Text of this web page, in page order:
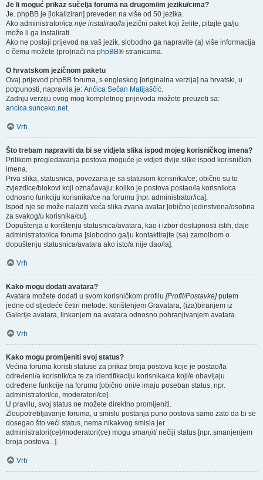
Je li moguć prikaz sučelja foruma na drugom/im jeziku/cima?
Je. phpBB je [lokaliziran] preveden na više od 50 jezika.
Ako administrator/ica nije instalirao/la jezični paket koji želite, pitajte ga/ju
može li ga instalirati.
Ako ne postoji prijevod na vaš jezik, slobodno ga napravite (a) više informacija
o čemu možete (pro)naći na phpBB® stranicama.
O hrvatskom jezičnom paketu
Ovaj prijevod phpBB foruma, s engleskog [originalna verzija] na hrvatski, u
potpunosti, napravila je: Ančica Sečan Matijaščić.
Zadnju verziju ovog mog kompletnog prijevoda možete preuzeti sa:
ancica.sunceko.net.
Vrh
Što trebam napraviti da bi se vidjela slika ispod mojeg korisničkog imena?
Prilikom pregledavanja postova moguće je vidjeti dvije slike ispod korisničkih
imena.
Prva slika, statusnica, povezana je sa statusom korisnika/ce; obično su to
zvjezdice/blokovi koji označavaju: koliko je postova postao/la korisnik/ca
odnosno funkciju korisnika/ce na forumu [npr. administrator/ica].
Ispod nje se može nalaziti veća slika zvana avatar [obično jedinstvena/osobna
za svakog/u korisnika/cu].
Dopuštenja o korištenju statusnica/avatara, kao i izbor dostupnosti istih, daje
administrator/ica foruma [slobodno ga/ju kontaktirajte (sa) zamolbom o
dopuštenju statusnica/avatara ako isto/a nije dao/la].
Vrh
Kako mogu dodati avatara?
Avatara možete dodati u svom korisničkom profilu [Profil/Postavke]putem
jedne od sljedeće četiri metode: korištenjem Gravatara, (iza)biranjem iz
Galerije avatara, linkanjem na avatara odnosno pohranjivanjem avatara.
Vrh
Kako mogu promijeniti svoj status?
Većina foruma koristi statuse za prikaz broja postova koje je postao/la
određeni/a korisnik/ca te za identifikaciju korisnika/ca koji/e obavljaju
određene funkcije na forumu [obično oni/e imaju poseban status, npr.
administratori/ce, moderatori/ce].
U pravilu, svoj status ne možete direktno promijeniti.
Zloupotrebljavanje foruma, u smislu postanja puno postova samo zato da bi se
dosegao što veći status, nema nikakvog smisla jer
administratori(ce)/moderatori(ce) mogu smanjiti nečiji status [npr. smanjenjem
broja postova...].
Vrh